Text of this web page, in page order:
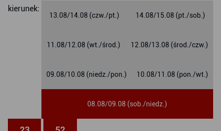
kierunek:
08.08/09.08 (sob./niedz.)
09.08/10.08 (niedz./pon.) 10.08/11.08 (pon./wt.)
11.08/12.08 (wt./środ.) 12.08/13.08 (środ./czw.)
13.08/14.08 (czw./pt.) 14.08/15.08 (pt./sob.)